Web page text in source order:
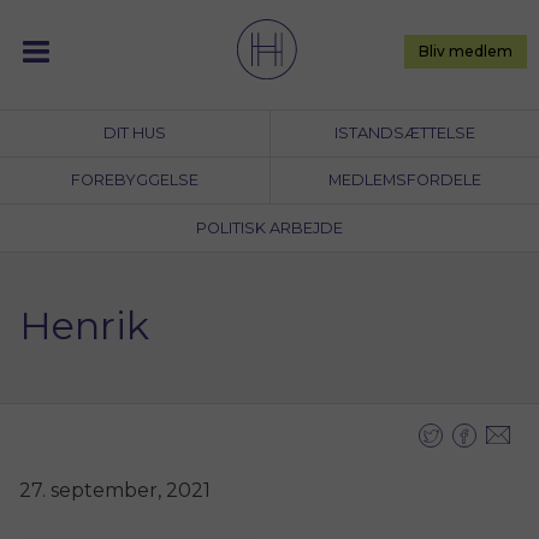
content
DIT HUS ISTANDSÆTTELSE
FOREBYGGELSE MEDLEMSFORDELE
POLITISK ARBEJDE
Bliv medlem
Henrik
27. september, 2021